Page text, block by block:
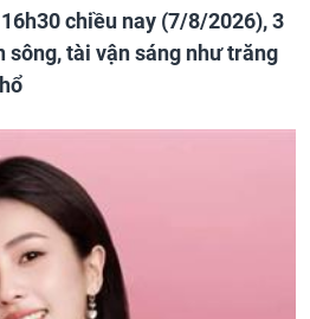
chiều nay (7/8/2026), 3
sông, tài vận sáng như trăng